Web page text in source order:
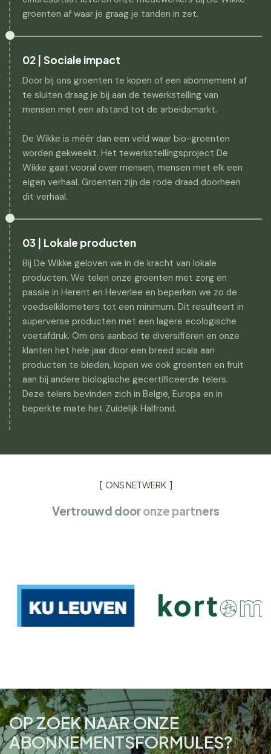
groenten af waar je graag je tanden in zet.
02 | Sociale impact
Door bij ons groenten te kopen of een abonnement af
te sluiten draag je bij aan de tewerkstelling van
mensen met een afstand tot de arbeidsmarkt.
De Wikke is méér dan een veld waar bio-groenten
worden gekweekt. Het tewerkstellingsproject De
Wikke gaat vooral over mensen, mensen met elk een
eigen verhaal. Groenten zijn de rode draad doorheen
dit verhaal.
03 | Lokale producten
Bij De Wikke geloven we in de kracht van lokale
producten. We telen onze groenten met zorg en
passie in Herent en Heverlee en beperken we zo de
voedselkilometers tot een minimum. Dit resulteert in
superverse producten met een lagere ecologische
voetafdruk. Om ons aanbod te diversifiëren en onze
klanten het hele jaar door een breed scala aan
producten te bieden, kopen we ook groenten en fruit
aan bij andere biologische gecertificeerde telers.
Deze telers bevinden zich in België, Europa en in
beperkte mate het Zuidelijk Halfrond.
ONS NETWERK
Vertrouwd dooronze partners
OP ZOEK NAAR ONZE
ABONNEMENTSFORMULES?